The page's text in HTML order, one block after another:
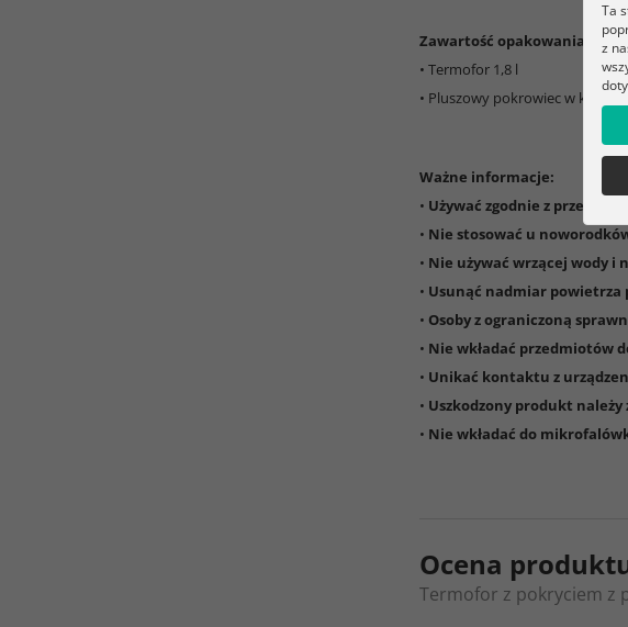
Zawartość opakowania:
• Termofor 1,8 l
• Pluszowy pokrowiec w
Ważne informacje:
• Używać zgodnie z
• Nie stosować u
• Nie używać wrzącej wody i
• Usunąć nadmiar
• Osoby z ograniczoną
• Nie wkładać przedmiotów
• Unikać kontaktu z
• Uszkodzony produkt
• Nie wkładać do
Ocena
Termofor z pokryciem z
Ta
z